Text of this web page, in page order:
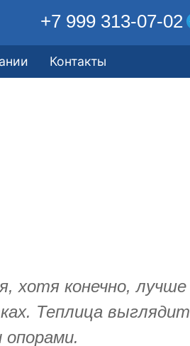
+7 999 313-07-02
Контакты
хотя конечно, лучше
Теплица выглядит
опорами.